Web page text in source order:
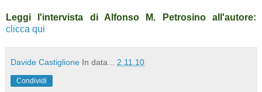
Leggi l'intervista di Alfonso M. Petrosino all'autore:
clicca qui
Davide Castiglione In data... 2.11.10
Condividi